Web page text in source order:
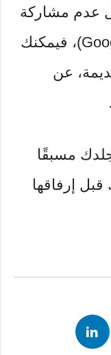
عدم مشاركة
ملفاتك الكبيرة عبر (Google Drive)، فيمكنك
عن
مسبقًا
إرفاقها